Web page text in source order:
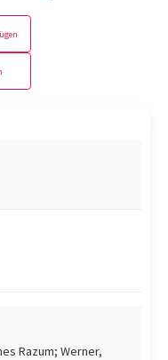
Razum; Werner,